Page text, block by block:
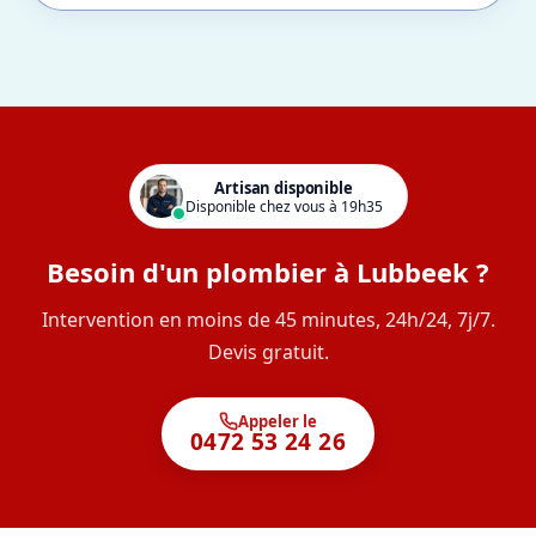
Artisan disponible
Disponible chez vous à 19h35
Besoin d'un plombier à Lubbeek ?
Intervention en moins de 45 minutes, 24h/24, 7j/7.
Devis gratuit.
Appeler le
0472 53 24 26